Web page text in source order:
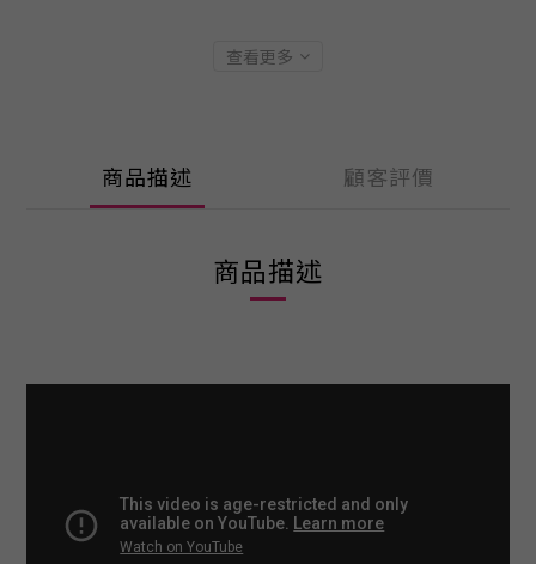
查看更多
商品描述 顧客評價
商品描述